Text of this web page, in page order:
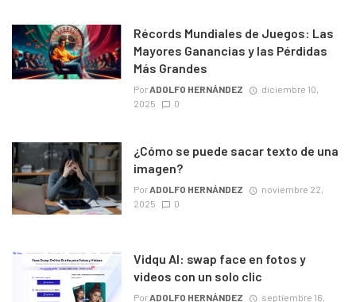
Récords Mundiales de Juegos: Las
Mayores Ganancias y las Pérdidas
Más Grandes
PorADOLFO HERNÁNDEZ
diciembre 10,
2025
0
¿Cómo se puede sacar texto de una
imagen?
PorADOLFO HERNÁNDEZ
noviembre 22,
2025
0
Vidqu AI: swap face en fotos y
videos con un solo clic
PorADOLFO HERNÁNDEZ
septiembre 16,